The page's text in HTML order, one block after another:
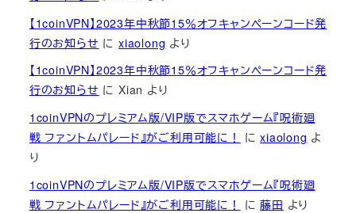
【1coinVPN】2023年中秋節15％オフキャンペーンコード発
行のお知らせ にxiaolong より
【1coinVPN】2023年中秋節15％オフキャンペーンコード発
行のお知らせ にXian より
1coinVPNのプレミアム版/VIP版でスマホゲーム『呪術廻
戦 ファントムパレード』がご利用可能に！
にxiaolong よ
り
1coinVPNのプレミアム版/VIP版でスマホゲーム『呪術廻
戦 ファントムパレード』がご利用可能に！
に藤田 より